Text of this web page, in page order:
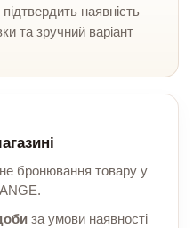
наявність
та зручний варіант
бронювання товару у
за умови наявності